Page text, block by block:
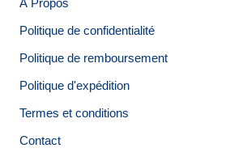
À Propos
Politique de confidentialité
Politique de remboursement
Politique d'expédition
Termes et conditions
Contact